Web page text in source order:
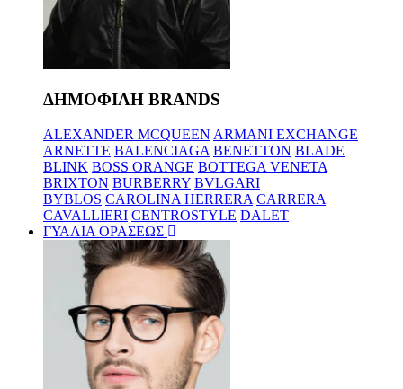
ΔΗΜΟΦΙΛΗ BRANDS
ALEXANDER MCQUEEN ARMANI EXCHANGE
ARNETTE BALENCIAGA BENETTON BLADE
BLINK BOSS ORANGE BOTTEGA VENETA
BRIXTON BURBERRY BVLGARI
BYBLOS CAROLINA HERRERA CARRERA
CAVALLIERI CENTROSTYLE DALET
ΓΥΑΛΙΑ ΟΡΑΣΕΩΣ